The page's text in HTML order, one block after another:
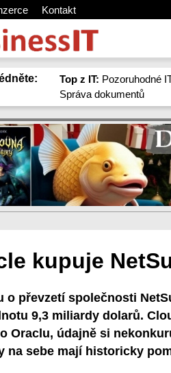
Kontakt
Top z IT: Pozoruhodné
Správa dokumentů
kupuje
o převzetí společnosti
9,3 miliardy dolarů.
Oraclu, údajně si
na sebe mají historicky